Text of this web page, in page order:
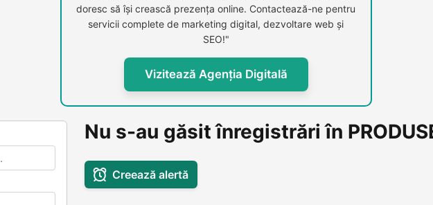
doresc să își crească prezența online. Contactează-ne pentru
servicii complete de marketing digital, dezvoltare web și
SEO!"
Vizitează Agenția Digitală
Nu s-au găsit înregistrări în
Creează alertă